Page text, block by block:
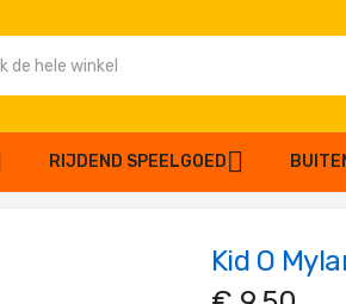
RIJDEND SPEELGOED
Kid O